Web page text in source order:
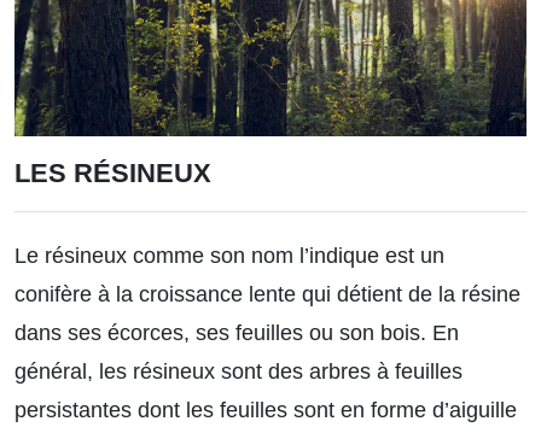
LES RÉSINEUX
Le résineux comme son nom l’indique est un
conifère à la croissance lente qui détient de la résine
dans ses écorces, ses feuilles ou son bois. En
général, les résineux sont des arbres à feuilles
persistantes dont les feuilles sont en forme d’aiguille